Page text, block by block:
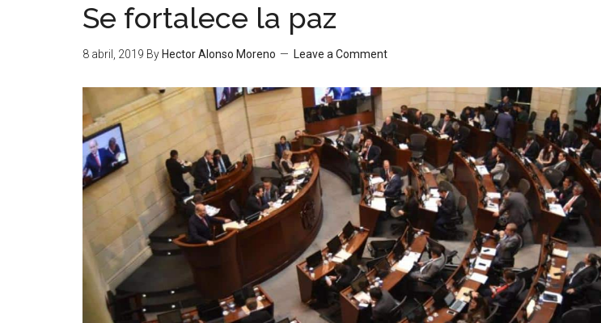
Se fortalece la paz
8 abril, 2019 By Hector Alonso Moreno Leave a Comment